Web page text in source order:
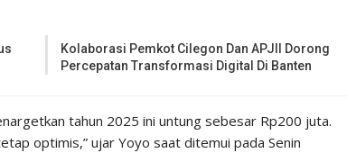
Kolaborasi Pemkot Cilegon Dan APJII Dorong
Percepatan Transformasi Digital Di Banten
tahun 2025 ini untung sebesar Rp200 juta.
optimis,” ujar Yoyo saat ditemui pada Senin